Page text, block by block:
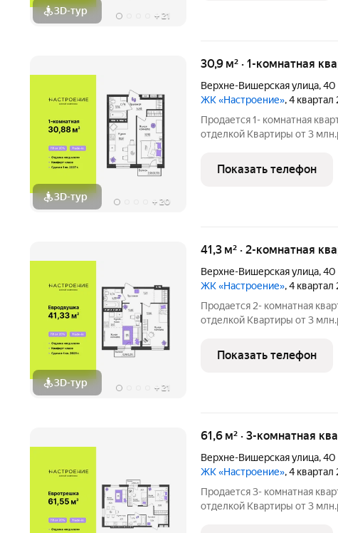
3D-тур + 21
3D-тур + 20
30,9 м² · 1-комнатная
Верхне-Вишерская улица,40
ЖК «Настроение», 4
Продается 1- комнатная
отделкой Квартиры от 3 млн.руб. Сдача дома в этом
Настроение расположен в
Показать телефон
3D-тур + 21
41,3 м² · 2-комнатная
Верхне-Вишерская улица,40
ЖК «Настроение», 4
Продается 2- комнатная
отделкой Квартиры от 3 млн.руб. Сдача дома в этом
Настроение расположен в
Показать телефон
61,6 м² · 3-комнатная
Верхне-Вишерская улица,40
ЖК «Настроение», 4
Продается 3- комнатная
отделкой Квартиры от 3 млн.руб. Сдача дома в этом